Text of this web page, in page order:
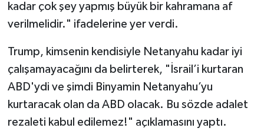
kadar çok şey yapmış büyük bir kahramana af
verilmelidir." ifadelerine yer verdi.
Trump, kimsenin kendisiyle Netanyahu kadar iyi
çalışamayacağını da belirterek, "İsrail’i kurtaran
ABD'ydi ve şimdi Binyamin Netanyahu’yu
kurtaracak olan da ABD olacak. Bu sözde adalet
rezaleti kabul edilemez!" açıklamasını yaptı.